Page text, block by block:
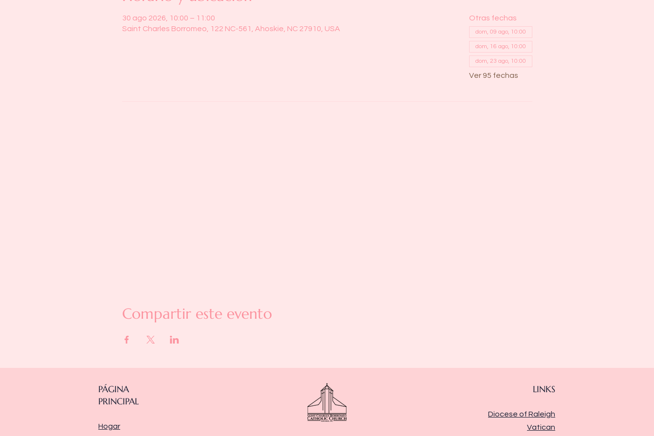
30 ago 2026, 10:00 – 11:00
Saint Charles Borromeo, 122 NC-561, Ahoskie, NC 27910, USA
Otras fechas
dom, 09 ago, 10:00
dom, 16 ago, 10:00
dom, 23 ago, 10:00
Ver 95 fechas
Compartir este evento
PÁGINA
PRINCIPAL
Hogar
LINKS
Diocese of Raleigh
Vatican